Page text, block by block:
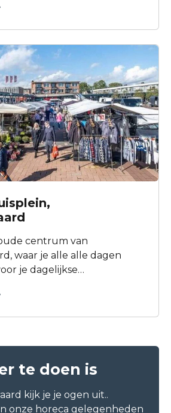
te maken voor het
centrum van
waar je alle alle dagen
je dagelijkse
te doen is
kijk je je ogen uit..
onze horeca gelegenheden